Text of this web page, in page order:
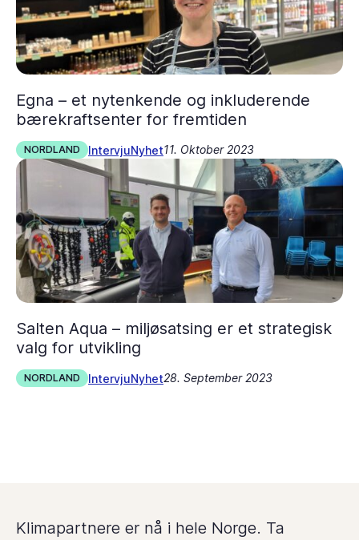
Egna – et nytenkende og inkluderende
bærekraftsenter for fremtiden
NORDLAND IntervjuNyhet11. Oktober 2023
Salten Aqua – miljøsatsing er et strategisk
valg for utvikling
NORDLAND IntervjuNyhet28. September 2023
Klimapartnere er nå i hele Norge. Ta